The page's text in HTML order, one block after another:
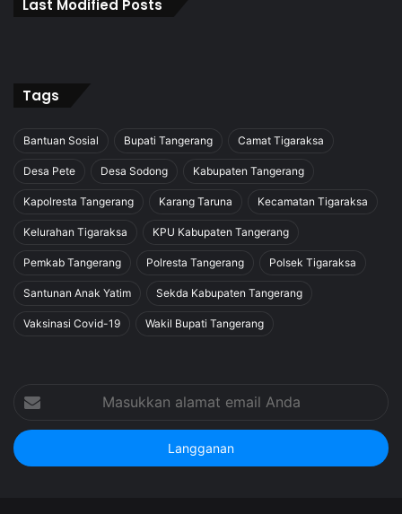
Last Modified Posts
Tags
Bantuan Sosial Bupati Tangerang Camat Tigaraksa
Desa Pete Desa Sodong Kabupaten Tangerang
Kapolresta Tangerang Karang Taruna Kecamatan Tigaraksa
Kelurahan Tigaraksa KPU Kabupaten Tangerang
Pemkab Tangerang Polresta Tangerang Polsek Tigaraksa
Santunan Anak Yatim Sekda Kabupaten Tangerang
Vaksinasi Covid-19 Wakil Bupati Tangerang
alamat
email
Anda